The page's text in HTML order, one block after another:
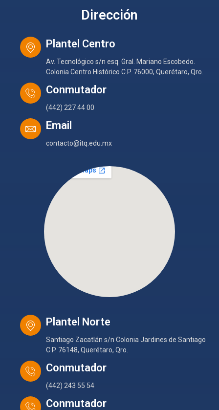
Dirección
Plantel Centro
Av. Tecnológico s/n esq. Gral. Mariano Escobedo.
Colonia Centro Histórico C.P. 76000, Querétaro, Qro.
Conmutador
(442) 227 44 00
Email
contacto@itq.edu.mx
Plantel Norte
Santiago Zacatlán s/n Colonia Jardines de Santiago
C.P. 76148, Querétaro, Qro.
Conmutador
(442) 243 55 54
Conmutador